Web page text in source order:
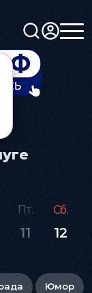
Пт.
11
Сб.
12
Юмор